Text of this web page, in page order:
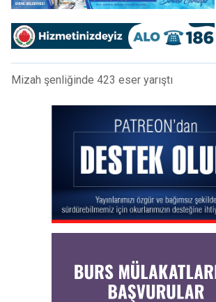
Mizah şenliğinde 423 eser yarıştı